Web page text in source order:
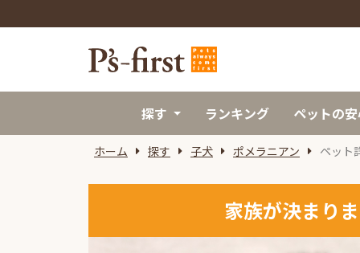
探す ランキング ペットの
ホーム 探す 子犬 ポメラニアン ペット
家族が決まり